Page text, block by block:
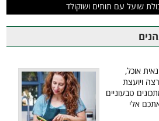
שועל עם תותים ושוקולד
אוכל,
ויועצת
טבעוניים
אלי